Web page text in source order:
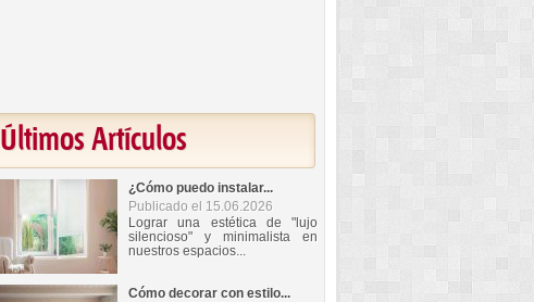
Últimos Artículos
¿Cómo puedo instalar...
Publicado el 15.06.2026
Lograr una estética de "lujo
silencioso" y minimalista en
nuestros espacios...
Cómo decorar con estilo...